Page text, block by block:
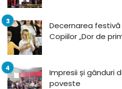
Decernarea festivă
Copiilor „Dor de
Impresii și gânduri
poveste